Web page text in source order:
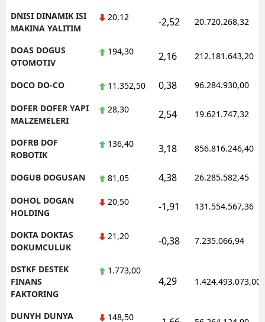
DNISI DINAMIK ISI
MAKINA YALITIM
20,12 -2,52 20.720.268,32
DOAS DOGUS
OTOMOTIV
194,30 2,16 212.181.643,20
DOCO DO-CO 11.352,50 0,38 96.284.930,00
DOFER DOFER YAPI
MALZEMELERI
28,30 2,54 19.621.747,32
DOFRB DOF
ROBOTIK
136,40 3,18 856.816.246,40
DOGUB DOGUSAN 81,05 4,38 26.285.582,45
DOHOL DOGAN
HOLDING
20,50 -1,91 131.554.567,36
DOKTA DOKTAS
DOKUMCULUK
21,20 -0,38 7.235.066,94
DSTKF DESTEK
FINANS
FAKTORING
1.773,00
4,29 1.424.493.073,00
DUNYH DUNYA 148,50